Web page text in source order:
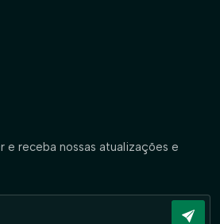
e receba nossas atualizações e